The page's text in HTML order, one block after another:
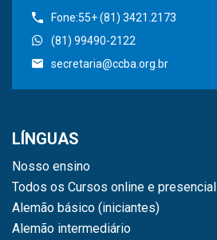
Fone:55+ (81) 3421.2173
(81) 99490-2122
secretaria@ccba.org.br
LÍNGUAS
Nosso ensino
Todos os Cursos online e presencial
Alemão básico (iniciantes)
Alemão intermediário